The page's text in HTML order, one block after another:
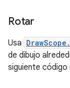
Rotar
Usa
de dibujo
siguiente